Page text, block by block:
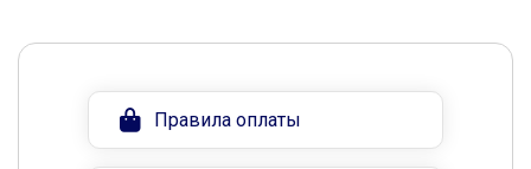
Правила оплаты